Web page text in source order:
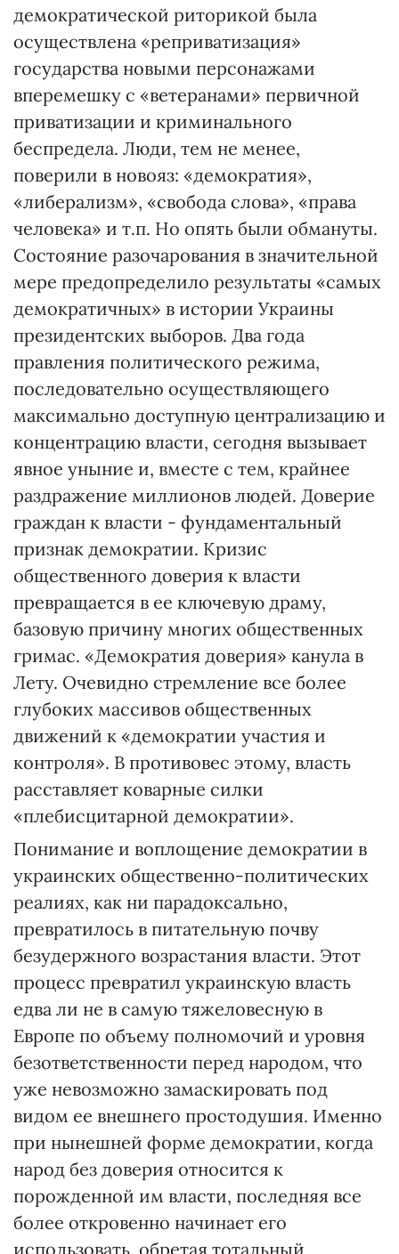
демократической риторикой была
осуществлена «реприватизация»
государства новыми персонажами
вперемешку с «ветеранами» первичной
приватизации и криминального
беспредела. Люди, тем не менее,
поверили в новояз: «демократия»,
«либерализм», «свобода слова», «права
человека» и т.п. Но опять были обмануты.
Состояние разочарования в значительной
мере предопределило результаты «самых
демократичных» в истории Украины
президентских выборов. Два года
правления политического режима,
последовательно осуществляющего
максимально доступную централизацию и
концентрацию власти, сегодня вызывает
явное уныние и, вместе с тем, крайнее
раздражение миллионов людей. Доверие
граждан к власти - фундаментальный
признак демократии. Кризис
общественного доверия к власти
превращается в ее ключевую драму,
базовую причину многих общественных
гримас. «Демократия доверия» канула в
Лету. Очевидно стремление все более
глубоких массивов общественных
движений к «демократии участия и
контроля». В противовес этому, власть
расставляет коварные силки
«плебисцитарной демократии».
Понимание и воплощение демократии в
украинских общественно-политических
реалиях, как ни парадоксально,
превратилось в питательную почву
безудержного возрастания власти. Этот
процесс превратил украинскую власть
едва ли не в самую тяжеловесную в
Европе по объему полномочий и уровня
безответственности перед народом, что
уже невозможно замаскировать под
видом ее внешнего простодушия. Именно
при нынешней форме демократии, когда
народ без доверия относится к
порожденной им власти, последняя все
более откровенно начинает его
использовать, обретая тотальный